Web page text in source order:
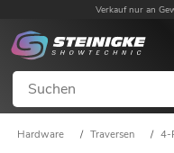
Verkauf nur an
Hardware / Traversen / 4-